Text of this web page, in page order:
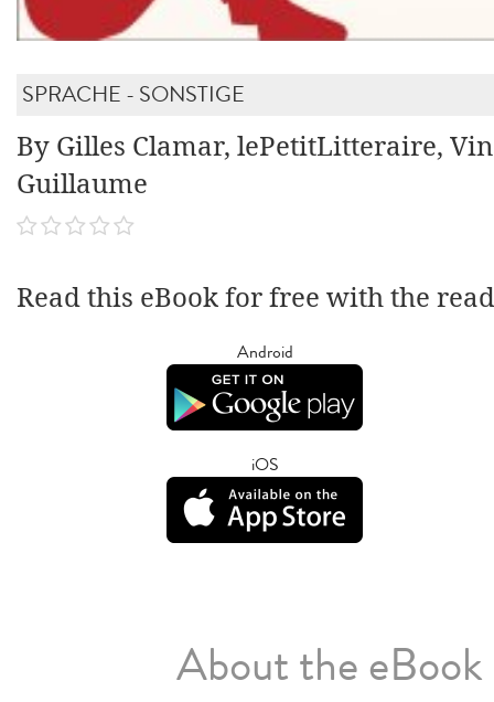
SPRACHE - SONSTIGE
By Gilles Clamar, lePetitLitteraire,
Guillaume
Read this eBook for free with the
Android
iOS
About the eBook